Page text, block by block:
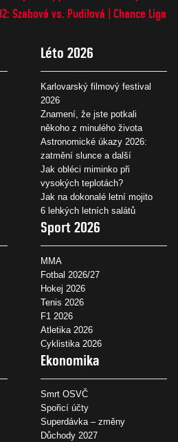
92: Szabová vs. Pudilová
Chance Liga
Léto 2026
Karlovarský filmový festival
2026
Znamení, že jste potkali
někoho z minulého života
Astronomické úkazy 2026:
zatmění slunce a další
Jak obléci miminko při
vysokých teplotách?
Jak na dokonalé letní mojito
6 lehkých letních salátů
Sport 2026
MMA
Fotbal 2026/27
Hokej 2026
Tenis 2026
F1 2026
Atletika 2026
Cyklistika 2026
Ekonomika
Smrt OSVČ
Spořicí účty
Superdávka – změny
Důchody 2027